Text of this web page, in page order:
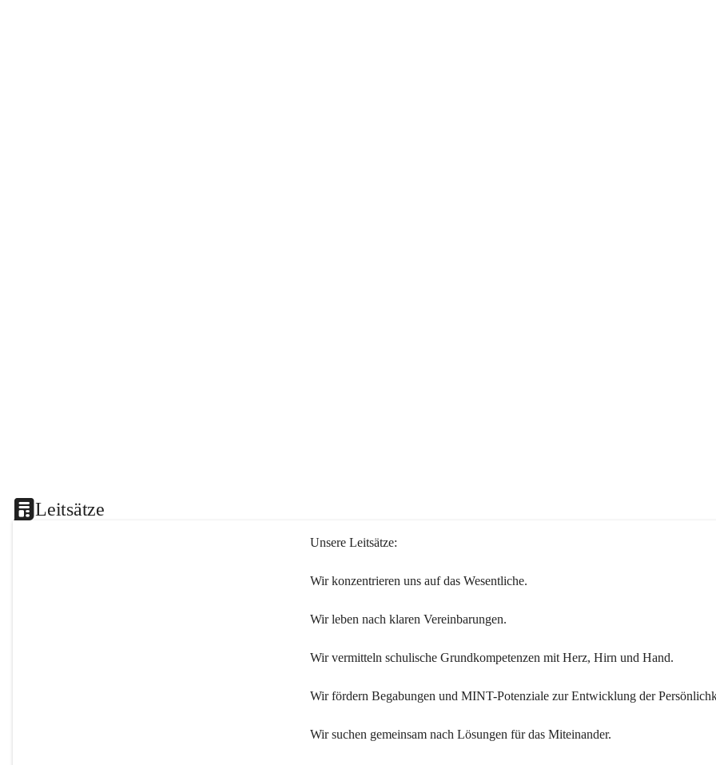
Leitsätze
Unsere Leitsätze:
Wir konzentrieren uns auf das Wesentliche.
Wir leben nach klaren Vereinbarungen.
Wir vermitteln schulische Grundkompetenzen mit Herz, Hirn und Hand.
Wir fördern Begabungen und MINT-Potenziale zur Entwicklung der
Wir suchen gemeinsam nach Lösungen für das Miteinander.